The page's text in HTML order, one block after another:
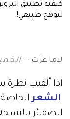
كيفية تطبيق
لتوهج طبيعي!
لاما عزت الخميس 29
إذا ألقيتِ
الشعر
الضفائر